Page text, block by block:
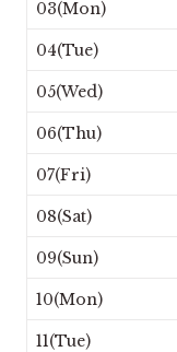
03(Mon)
04(Tue)
05(Wed)
06(Thu)
07(Fri)
08(Sat)
09(Sun)
10(Mon)
11(Tue)